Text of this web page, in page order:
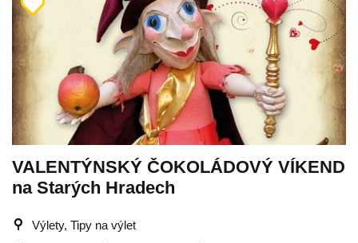
VALENTÝNSKÝ ČOKOLÁDOVÝ VÍKEND
na Starých Hradech
Výlety, Tipy na výlet